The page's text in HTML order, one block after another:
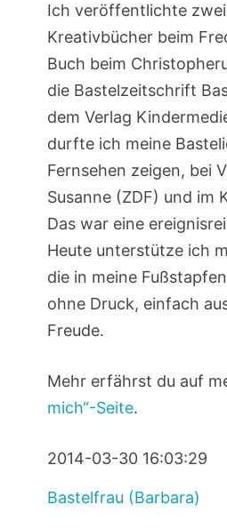
Ich veröffentlichte zwei
Kreativbücher beim
Buch beim
die Bastelzeitschrift
dem Verlag
durfte ich meine
Fernsehen zeigen, bei
Susanne (ZDF) und im
Das war eine
Heute unterstütze ich
die in meine
ohne Druck, einfach
Freude.
Mehr erfährst du auf
mich“-Seite.
2014-03-30 16:03:29
Bastelfrau (Barbara)